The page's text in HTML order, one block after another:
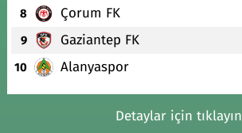
8 Çorum FK
9 Gaziantep FK
10 Alanyaspor
Detaylar için tıklayın